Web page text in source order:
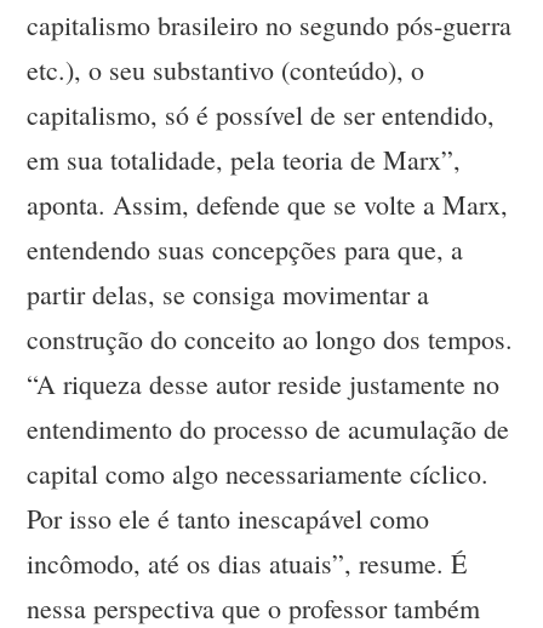
capitalismo brasileiro no segundo pós-guerra
etc.), o seu substantivo (conteúdo), o
capitalismo, só é possível de ser entendido,
em sua totalidade, pela teoria de Marx”,
aponta. Assim, defende que se volte a Marx,
entendendo suas concepções para que, a
partir delas, se consiga movimentar a
construção do conceito ao longo dos tempos.
“A riqueza desse autor reside justamente no
entendimento do processo de acumulação de
capital como algo necessariamente cíclico.
Por isso ele é tanto inescapável como
incômodo, até os dias atuais”, resume. É
nessa perspectiva que o professor também